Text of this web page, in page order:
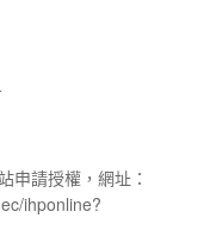
申請授權，網址：
ihponline?